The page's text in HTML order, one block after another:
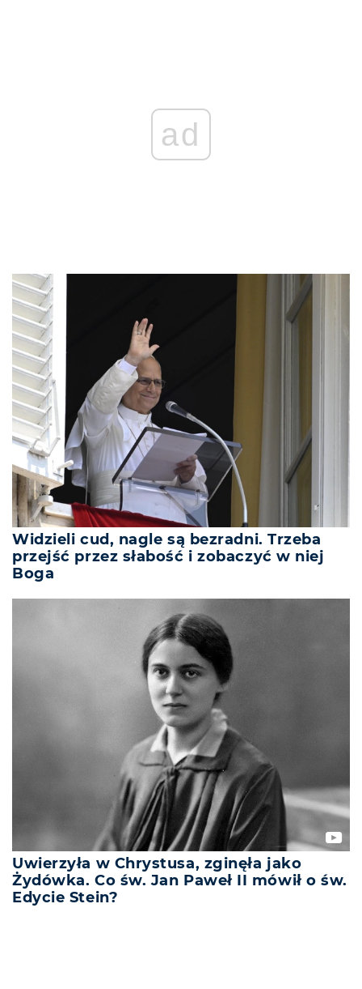
ad
Widzieli cud, nagle są bezradni. Trzeba
przejść przez słabość i zobaczyć w niej
Boga
Uwierzyła w Chrystusa, zginęła jako
Żydówka. Co św. Jan Paweł II mówił o św.
Edycie Stein?